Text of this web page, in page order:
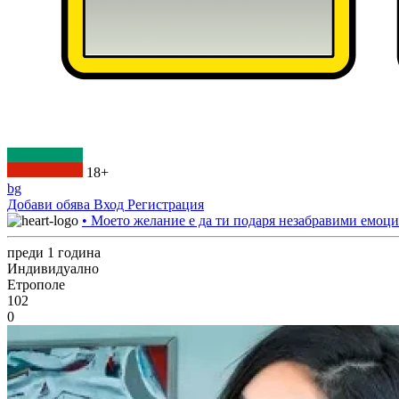
18+
bg
Добави обява Вход Регистрация
• Моето желание е да ти подаря незабравими
преди 1 година
Индивидуално
Етрополе
102
0